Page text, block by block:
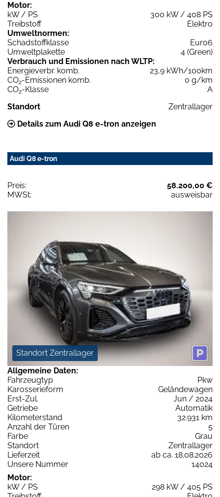
Motor:
kW / PS
300 kW / 408 PS
Treibstoff
Elektro
Umweltnormen:
Schadstoffklasse
Euro6
Umweltplakette
4 (Green)
Verbrauch und Emissionen nach WLTP:
Energieverbr. komb.
23,9 kWh/100km
CO2-Emissionen komb.
0 g/km
CO2-Klasse
A
Standort
Zentrallager
Details zum Audi Q8 e-tron anzeigen
Audi Q8 e-tron
Preis:
58.200,00 €
MWSt:
ausweisbar
Standort Zentrallager
Allgemeine Daten:
Fahrzeugtyp
Pkw
Karosserieform
Geländewagen
Erst-Zul.
Jun / 2024
Getriebe
Automatik
Kilometerstand
32.931 km
Anzahl der Türen
5
Farbe
Grau
Standort
Zentrallager
Lieferzeit
ab ca. 18.08.2026
Unsere Nummer
14024
Motor:
kW / PS
298 kW / 405 PS